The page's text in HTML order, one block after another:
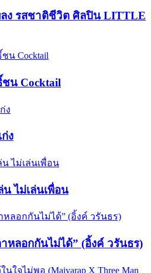
ลง รสชาติชีวิต ศิลปิน LITTLE
ชน Cocktail
ง
น ไม่เล่นเพื่อน
หลอกกันไม่ได้” (อิ้งค์ วรันธร)